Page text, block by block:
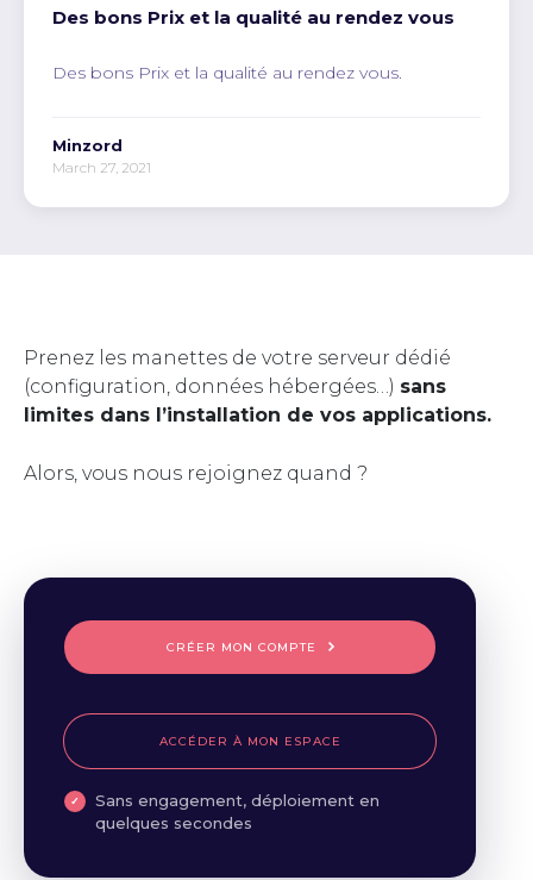
Des bons Prix et la qualité au rendez vous
Des bons Prix et la qualité au rendez vous.
Minzord
March 27, 2021
Prenez les manettes de votre serveur dédié
(configuration, données hébergées…) sans
limites dans l’installation de vos applications.
Alors, vous nous rejoignez quand ?
CRÉER MON COMPTE
ACCÉDER À MON ESPACE
Sans engagement, déploiement en
quelques secondes